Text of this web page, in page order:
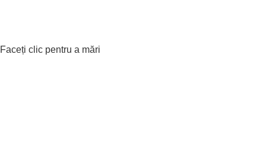
Faceți clic pentru a mări